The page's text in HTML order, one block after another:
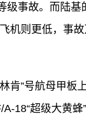
级事故。而陆基
机则更低，事
肯”号航母甲板
18“超级大黄